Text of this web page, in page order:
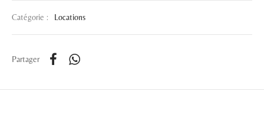
Catégorie : Locations
Partager